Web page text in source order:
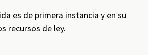
es de primera instancia y en su
recursos de ley.